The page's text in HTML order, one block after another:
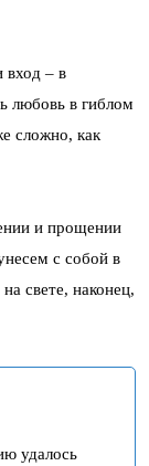
вход – в
любовь в гиблом
сложно, как
и прощении
с собой в
свете, наконец,
удалось